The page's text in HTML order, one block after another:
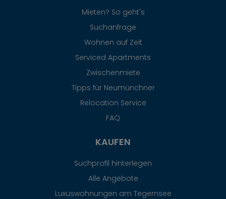
Mieten? So geht's
Suchanfrage
Wohnen auf Zeit
Serviced Apartments
Zwischenmiete
Tipps für Neumünchner
Relocation Service
FAQ
KAUFEN
Suchprofil hinterlegen
Alle Angebote
Luxuswohnungen am Tegernsee